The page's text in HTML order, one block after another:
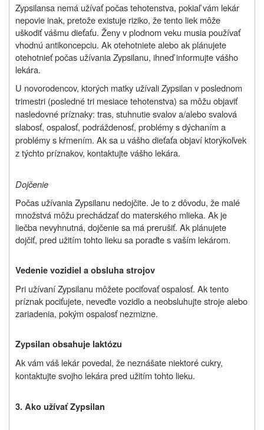
Zypsilansa nemá užívať počas tehotenstva, pokiaľ vám lekár
nepovie inak, pretože existuje riziko, že tento liek môže
uškodiť vášmu dieťaťu. Ženy v plodnom veku musia používať
vhodnú antikoncepciu. Ak otehotniete alebo ak plánujete
otehotnieť počas užívania Zypsilanu, ihneď informujte vášho
lekára.
U novorodencov, ktorých matky užívali Zypsilan v poslednom
trimestri (posledné tri mesiace tehotenstva) sa môžu objaviť
nasledovné príznaky: tras, stuhnutie svalov a/alebo svalová
slabosť, ospalosť, podráždenosť, problémy s dýchaním a
problémy s kŕmením. Ak sa u vášho dieťaťa objaví ktorýkoľvek
z týchto príznakov, kontaktujte vášho lekára.
Dojčenie
Počas užívania Zypsilanu nedojčite. Je to z dôvodu, že malé
množstvá môžu prechádzať do materského mlieka. Ak je
liečba nevyhnutná, dojčenie sa má prerušiť. Ak plánujete
dojčiť, pred užitím tohto lieku sa poraďte s vaším lekárom.
Vedenie vozidiel a obsluha strojov
Pri užívaní Zypsilanu môžete pociťovať ospalosť. Ak tento
príznak pociťujete, neveďte vozidlo a neobsluhujte stroje alebo
zariadenia, pokým ospalosť nezmizne.
Zypsilan obsahuje laktózu
Ak vám váš lekár povedal, že neznášate niektoré cukry,
kontaktujte svojho lekára pred užitím tohto lieku.
3. Ako užívať Zypsilan